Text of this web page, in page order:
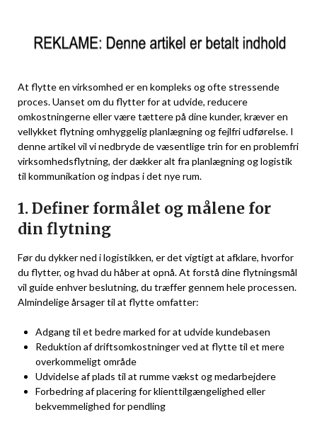
At flytte en virksomhed er en kompleks og ofte stressende
proces. Uanset om du flytter for at udvide, reducere
omkostningerne eller være tættere på dine kunder, kræver en
vellykket flytning omhyggelig planlægning og fejlfri udførelse. I
denne artikel vil vi nedbryde de væsentlige trin for en problemfri
virksomhedsflytning, der dækker alt fra planlægning og logistik
til kommunikation og indpas i det nye rum.
1. Definer formålet og målene for
din flytning
Før du dykker ned i logistikken, er det vigtigt at afklare, hvorfor
du flytter, og hvad du håber at opnå. At forstå dine flytningsmål
vil guide enhver beslutning, du træffer gennem hele processen.
Almindelige årsager til at flytte omfatter:
Adgang til et bedre marked for at udvide kundebasen
Reduktion af driftsomkostninger ved at flytte til et mere
overkommeligt område
Udvidelse af plads til at rumme vækst og medarbejdere
Forbedring af placering for klienttilgængelighed eller
bekvemmelighed for pendling